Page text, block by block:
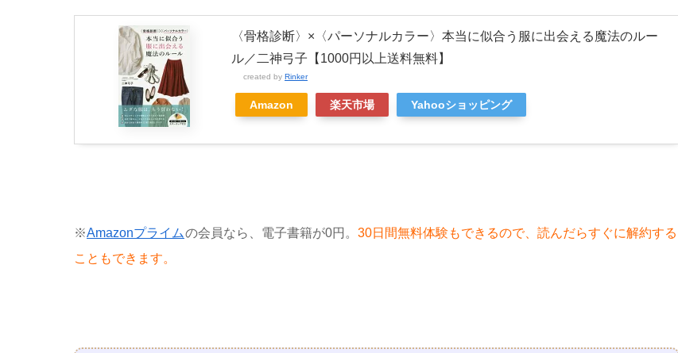
〈骨格診断〉×〈パーソナルカラー〉本当に似合う服に出会える魔法のルー
ル／二神弓子【1000円以上送料無料】
created by Rinker
Amazon 楽天市場 Yahooショッピング
※Amazonプライムの会員なら、電子書籍が0円。 30日間無料体験もできるので、読んだらすぐに解約する
こともできます。